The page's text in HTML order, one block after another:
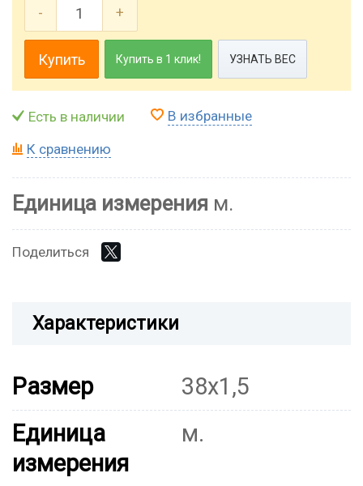
- +
Купить Купить в 1 клик! УЗНАТЬ ВЕС
Есть в наличии В избранные
К сравнению
Единица измерения м.
Поделиться
Характеристики
Размер
38х1,5
Единица
измерения
м.